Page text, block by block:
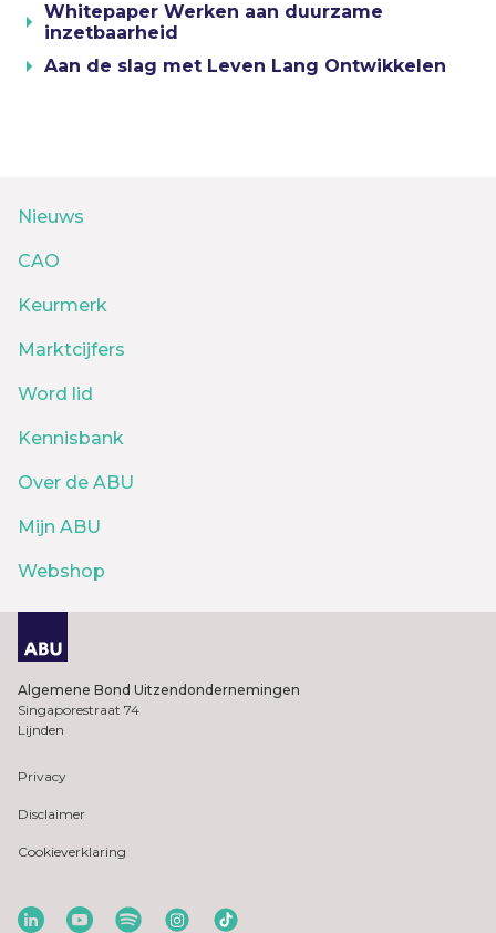
Whitepaper Werken aan duurzame
inzetbaarheid
Aan de slag met Leven Lang Ontwikkelen
Nieuws
CAO
Keurmerk
Marktcijfers
Word lid
Kennisbank
Over de ABU
Mijn ABU
Webshop
Algemene Bond Uitzendondernemingen
Singaporestraat 74
Lijnden
Privacy
Disclaimer
Cookieverklaring